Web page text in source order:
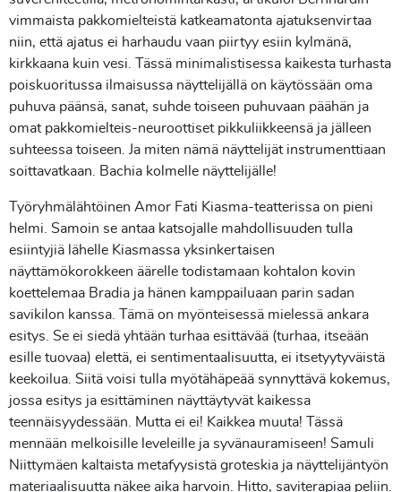
vimmaista pakkomielteistä katkeamatonta ajatuksenvirtaa
niin, että ajatus ei harhaudu vaan piirtyy esiin kylmänä,
kirkkaana kuin vesi. Tässä minimalistisessa kaikesta turhasta
poiskuoritussa ilmaisussa näyttelijällä on käytössään oma
puhuva päänsä, sanat, suhde toiseen puhuvaan päähän ja
omat pakkomielteis-neuroottiset pikkuliikkeensä ja jälleen
suhteessa toiseen. Ja miten nämä näyttelijät instrumenttiaan
soittavatkaan. Bachia kolmelle näyttelijälle!
Työryhmälähtöinen Amor Fati Kiasma-teatterissa on pieni
helmi. Samoin se antaa katsojalle mahdollisuuden tulla
esiintyjiä lähelle Kiasmassa yksinkertaisen
näyttämökorokkeen äärelle todistamaan kohtalon kovin
koettelemaa Bradia ja hänen kamppailuaan parin sadan
savikilon kanssa. Tämä on myönteisessä mielessä ankara
esitys. Se ei siedä yhtään turhaa esittävää (turhaa, itseään
esille tuovaa) elettä, ei sentimentaalisuutta, ei itsetyytyväistä
keekoilua. Siitä voisi tulla myötähäpeää synnyttävä kokemus,
jossa esitys ja esittäminen näyttäytyvät kaikessa
teennäisyydessään. Mutta ei ei! Kaikkea muuta! Tässä
mennään melkoisille leveleille ja syvänauramiseen! Samuli
Niittymäen kaltaista metafyysistä groteskia ja näyttelijäntyön
materiaalisuutta näkee aika harvoin. Hitto, saviterapiaa peliin.